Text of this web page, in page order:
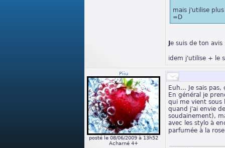
mais j'utilise
=D
Je suis de ton avis
idem j'utilise + le
Piiu
posté le 08/06/2009 à 13h52
Acharné 4+
Euh... Je sais pas,
En général je
qui me vient sous
quand j'ai envie
soudainement),
avec les stylo à
parfumée à la